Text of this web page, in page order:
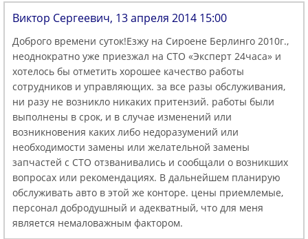
Виктор Сергеевич, 13 апреля 2014 15:00
Доброго времени суток!Езжу на Сироене Берлинго 2010г.,
неоднократно уже приезжал на СТО «Эксперт 24часа» и
хотелось бы отметить хорошее качество работы
сотрудников и управляющих. за все разы обслуживания,
ни разу не возникло никаких притензий. работы были
выполнены в срок, и в случае изменений или
возникновения каких либо недоразумений или
необходимости замены или желательной замены
запчастей с СТО отзванивались и сообщали о возникших
вопросах или рекомендациях. В дальнейшем планирую
обслуживать авто в этой же конторе. цены приемлемые,
персонал добродушный и адекватный, что для меня
является немаловажным фактором.